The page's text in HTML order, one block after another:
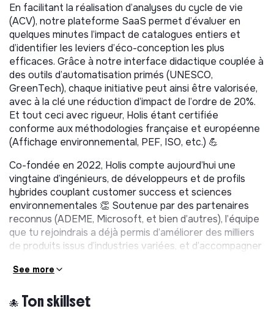
En facilitant la réalisation d’analyses du cycle de vie
(ACV), notre plateforme SaaS permet d’évaluer en
quelques minutes l’impact de catalogues entiers et
d’identifier les leviers d’éco-conception les plus
efficaces. Grâce à notre interface didactique couplée à
des outils d’automatisation primés (UNESCO,
GreenTech), chaque initiative peut ainsi être valorisée,
avec à la clé une réduction d’impact de l’ordre de 20%.
Et tout ceci avec rigueur, Holis étant certifiée
conforme aux méthodologies française et européenne
(Affichage environnemental, PEF, ISO, etc.) 💪
Co-fondée en 2022, Holis compte aujourd’hui une
vingtaine d’ingénieurs, de développeurs et de profils
hybrides couplant customer success et sciences
environnementales 👏 Soutenue par des partenaires
reconnus (ADEME, Microsoft, et bien d’autres), l’équipe
que tu rejoindrais a déjà permis d’améliorer des milliers
de produits issus d’industries variées, et d’accompagner
dans leur transition !
🎯 Tes missions
See more
🐙 Ton skillset